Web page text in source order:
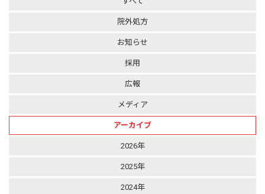
院外処方
お知らせ
採用
広報
メディア
アーカイブ
2026年
2025年
2024年